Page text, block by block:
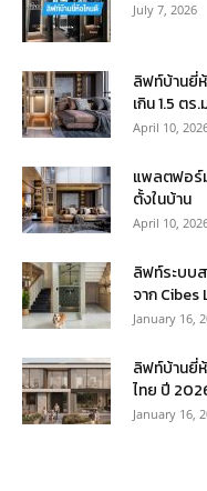
July 7, 2026
ลิฟท์บ้านยี่
เกิน 1.5 ตร.
April 10,
แพลตฟอร์
ตั้งในบ้าน
April 10,
ลิฟท์ระบบ
จาก Cibes
January 16,
ลิฟท์บ้านยี่
ไทย ปี
January 16,